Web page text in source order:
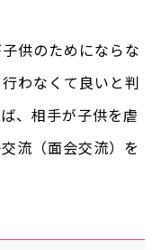
供のためにならな
わなくて良いと判
、相手が子供を虐
流（面会交流）を